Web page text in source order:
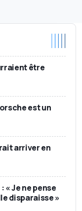
être
est un
arriver en
« Je ne pense
disparaisse »